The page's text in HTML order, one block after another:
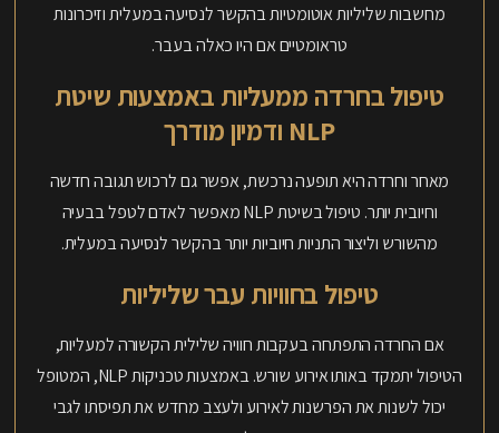
מחשבות שליליות אוטומטיות בהקשר לנסיעה במעלית וזיכרונות
טראומטיים אם היו כאלה בעבר.
טיפול בחרדה ממעליות באמצעות שיטת
NLP ודמיון מודרך
מאחר וחרדה היא תופעה נרכשת, אפשר גם לרכוש תגובה חדשה
וחיובית יותר. טיפול בשיטת NLP מאפשר לאדם לטפל בבעיה
מהשורש וליצור התניות חיוביות יותר בהקשר לנסיעה במעלית.
טיפול בחוויות עבר שליליות
אם החרדה התפתחה בעקבות חוויה שלילית הקשורה למעליות,
הטיפול יתמקד באותו אירוע שורש. באמצעות טכניקות NLP, המטופל
יכול לשנות את הפרשנות לאירוע ולעצב מחדש את תפיסתו לגבי